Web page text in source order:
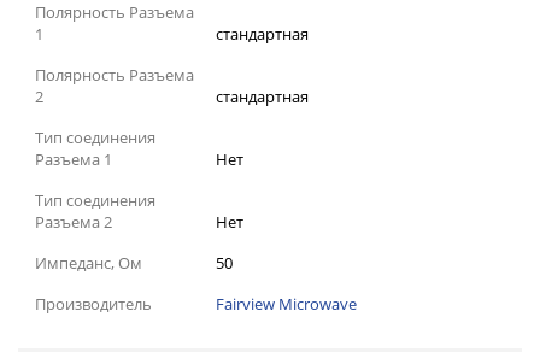
Полярность Разъема
1
стандартная
Полярность Разъема
2
стандартная
Тип соединения
Разъема 1
Нет
Тип соединения
Разъема 2
Нет
Импеданс, Ом
50
Производитель
Fairview Microwave